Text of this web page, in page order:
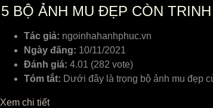
5 BỘ ẢNH MU ĐẸP CÒN
Tác giả: ngoinhahanhphuc.vn
Ngày đăng: 10/11/2021
Đánh giá: 4.01 (282 vote)
Tóm tắt: Dưới đây là trọng bộ ảnh mu đẹp
Xem chi tiết